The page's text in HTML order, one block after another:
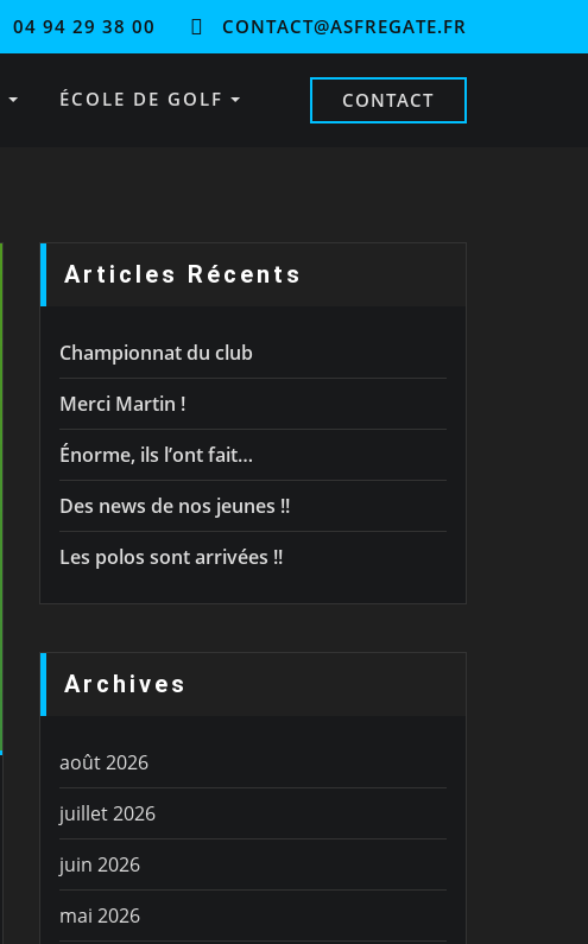
04 94 29 38 00 CONTACT@ASFREGATE.FR
ÉCOLE DE GOLF CONTACT
Articles Récents
Championnat du club
Merci Martin !
Énorme, ils l’ont fait…
Des news de nos jeunes !!
Les polos sont arrivées !!
Archives
août 2026
juillet 2026
juin 2026
mai 2026